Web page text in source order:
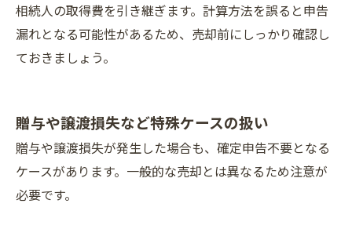
相続人の取得費を引き継ぎます。計算方法を誤ると申告
漏れとなる可能性があるため、売却前にしっかり確認し
ておきましょう。
贈与や譲渡損失など特殊ケースの扱い
贈与や譲渡損失が発生した場合も、確定申告不要となる
ケースがあります。一般的な売却とは異なるため注意が
必要です。